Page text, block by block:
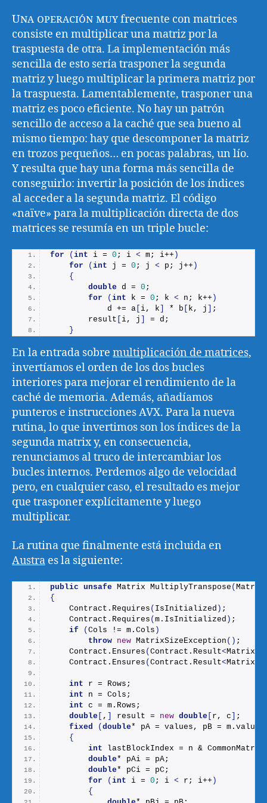
Una operación muyfrecuente con matrices
consiste en multiplicar una matriz por la
traspuesta de otra. La implementación más
sencilla de esto sería trasponer la segunda
matriz y luego multiplicar la primera matriz por
la traspuesta. Lamentablemente, trasponer una
matriz es poco eficiente. No hay un patrón
sencillo de acceso a la caché que sea bueno al
mismo tiempo: hay que descomponer la matriz
en trozos pequeños… en pocas palabras, un lío.
Y resulta que hay una forma más sencilla de
conseguirlo: invertir la posición de los índices
al acceder a la segunda matriz. El código
«naïve» para la multiplicación directa de dos
matrices se resumía en un triple bucle:
for ( int i = 0 ; i < m; i++ )
for
( int j = 0 ; j < p; j++ )
{
double d = 0 ;
for
( int k = 0 ; k < n; k++ )
            d += a
i, k * b k, j
;
        result
i, j
= d;
}
En la entrada sobre multiplicación de matrices,
invertíamos el orden de los dos bucles
interiores para mejorar el rendimiento de la
caché de memoria. Además, añadíamos
punteros e instrucciones AVX. Para la nueva
rutina, lo que invertimos son los índices de la
segunda matrix y, en consecuencia,
renunciamos al truco de intercambiar los
bucles internos. Perdemos algo de velocidad
pero, en cualquier caso, el resultado es mejor
que trasponer explícitamente y luego
multiplicar.
La rutina que finalmente está incluida en
Austra es la siguiente:
public unsafe Matrix MultiplyTranspose ( Matrix
{
    Contract.
Requires ( IsInitialized ) ;
    Contract.
Requires ( m. IsInitialized ) ;
if
( Cols != m. Cols )
throw new MatrixSizeException () ;
    Contract.
Ensures ( Contract. Result<Matrix
    Contract.
Ensures ( Contract. Result<Matrix
int r = Rows;
int n = Cols;
int c = m. Rows ;
double
, result = new double r, c
;
fixed
( double* pA = values, pB = m. values
{
int lastBlockIndex = n &
double* pAi = pA;
double* pCi = pC;
for
( int i = 0 ; i < r; i++ )
{